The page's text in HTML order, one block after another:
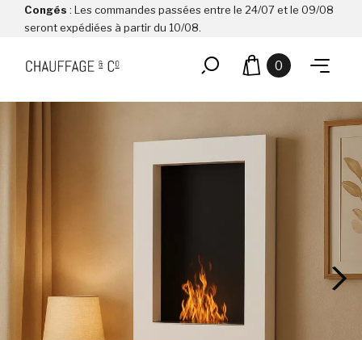
Congés : Les commandes passées entre le 24/07 et le 09/08
seront expédiées à partir du 10/08.
0